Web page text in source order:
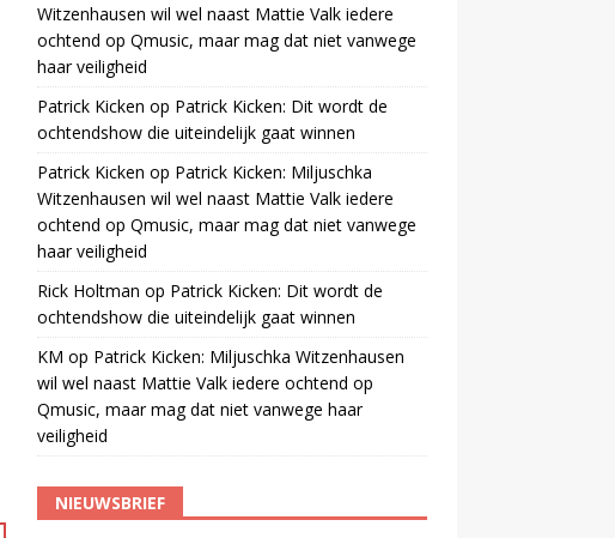
Witzenhausen wil wel naast Mattie Valk iedere
ochtend op Qmusic, maar mag dat niet vanwege
haar veiligheid
Patrick Kicken op Patrick Kicken: Dit wordt de
ochtendshow die uiteindelijk gaat winnen
Patrick Kicken op Patrick Kicken: Miljuschka
Witzenhausen wil wel naast Mattie Valk iedere
ochtend op Qmusic, maar mag dat niet vanwege
haar veiligheid
Rick Holtman op Patrick Kicken: Dit wordt de
ochtendshow die uiteindelijk gaat winnen
KM op Patrick Kicken: Miljuschka Witzenhausen
wil wel naast Mattie Valk iedere ochtend op
Qmusic, maar mag dat niet vanwege haar
veiligheid
NIEUWSBRIEF